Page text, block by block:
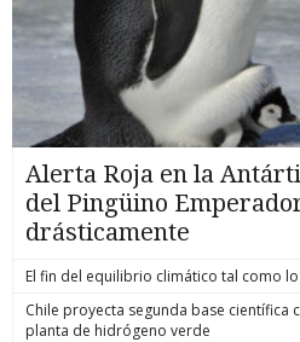
Alerta Roja en la
del Pingüino
drásticamente
El fin del equilibrio climático tal como
Chile proyecta segunda base científica
planta de hidrógeno verde